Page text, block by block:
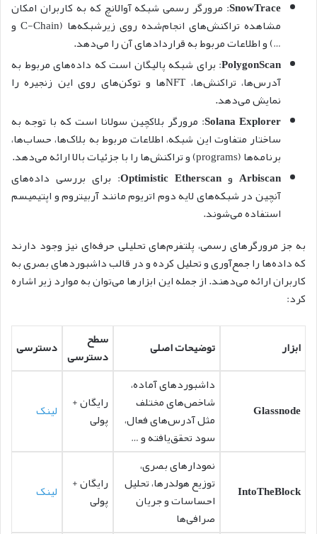
SnowTrace: مرورگر رسمی شبکه آوالانچ که به کاربران امکان
مشاهده تراکنش‌های انجام‌شده روی زیرشبکه‌ها (C-Chain و
…) و اطلاعات مربوط به قراردادهای آن را می‌دهد.
PolygonScan: برای شبکه پالیگان است که داده‌های مربوط به
آدرس‌ها، تراکنش‌ها، NFTها و توکن‌های روی این زنجیره را
نمایش می‌دهد.
Solana Explorer: مرورگر بلاکچین سولانا است که با توجه به
ساختار متفاوت این شبکه، اطلاعات مربوط به بلاک‌ها، حساب‌ها،
برنامه‌ها (programs) و تراکنش‌ها را با جزئیات بالا ارائه می‌دهد.
Arbiscan و Optimistic Etherscan: برای بررسی داده‌های
آنچین در شبکه‌های لایه دوم اتریوم مانند آربیتروم و اپتیمیسم
استفاده می‌شوند.
به جز مرورگرهای رسمی، پلتفرم‌های تحلیلی حرفه‌ای نیز وجود دارند
که داده‌ها را جمع‌آوری و تحلیل کرده و در قالب داشبوردهای بصری به
کاربران ارائه می‌دهند. از جمله این ابزارها می‌توان به موارد زیر اشاره
کرد:
ابزار توضیحات اصلی
سطح
دسترسی دسترسی
Glassnode
داشبوردهای آماده،
شاخص‌های مختلف
مثل آدرس‌های فعال،
سود تحقق‌یافته و …
رایگان +
پولی
لینک
IntoTheBlock
نمودارهای بصری،
توزیع هولدرها، تحلیل
احساسات و جریان
صرافی‌ها
رایگان +
پولی
لینک